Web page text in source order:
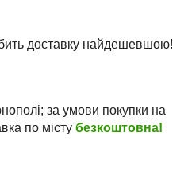
доставку найдешевшою!
за умови покупки на
по місту безкоштовна!